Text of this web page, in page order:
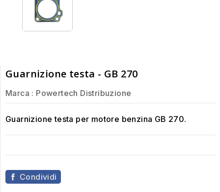
Guarnizione testa - GB 270
Marca : Powertech Distribuzione
Guarnizione testa per motore benzina GB 270.
Condividi